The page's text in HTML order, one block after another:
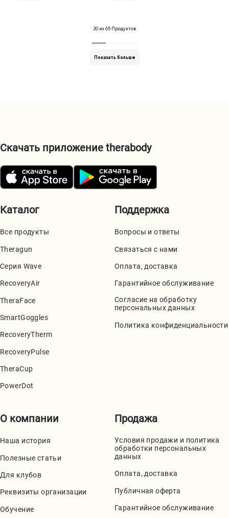
20 из 65 Продуктов
Показать больше
Каталог
Все продукты
Theragun
Серия Wave
RecoveryAir
TheraFace
SmartGoggles
RecoveryTherm
RecoveryPulse
TheraCup
PowerDot
Поддержка
Вопросы и ответы
Связаться с нами
Оплата, доставка
Гарантийное обслуживание
Согласие на обработку
персональных данных
Политика конфиденциальности
О компании
Наша история
Полезные статьи
Для клубов
Реквизиты организации
Обучение
Продажа
Условия продажи и политика
обработки персональных
данных
Оплата, доставка
Публичная оферта
Гарантийное обслуживание
Скачать приложение therabody